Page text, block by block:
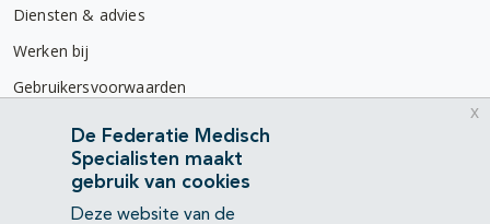
Diensten & advies
Werken bij
Gebruikersvoorwaarden
Privacyverklaring
Contact
Mercatorlaan 1200
De Federatie Medisch
Specialisten maakt
gebruik van cookies
Deze website van de
x